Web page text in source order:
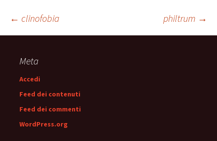
Navigazione
articolo
← clinofobia philtrum →
Meta
Accedi
Feed dei contenuti
Feed dei commenti
WordPress.org